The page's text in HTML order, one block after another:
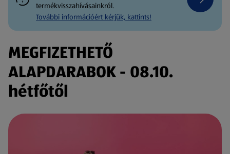
termékvisszahívásainkról.
További információért kérjük, kattints!
MEGFIZETHETŐ
ALAPDARABOK - 08.10.
hétfőtől